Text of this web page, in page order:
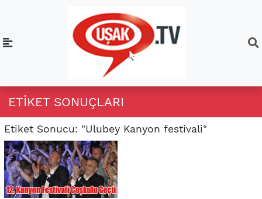
ETIKET SONUÇLARI
Etiket Sonucu: "Ulubey Kanyon festivali"